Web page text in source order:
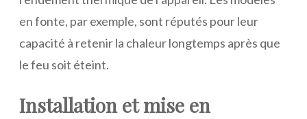
en fonte, par exemple, sont réputés pour leur
capacité à retenir la chaleur longtemps après que
le feu soit éteint.
Installation et mise en